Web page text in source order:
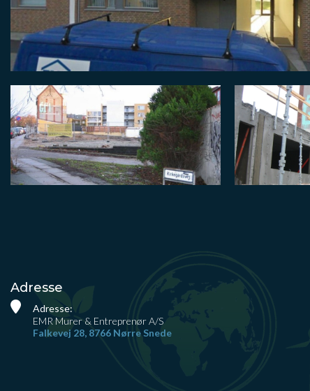
Adresse
Adresse:
EMR Murer & Entreprenør A/S
Falkevej 28, 8766 Nørre Snede